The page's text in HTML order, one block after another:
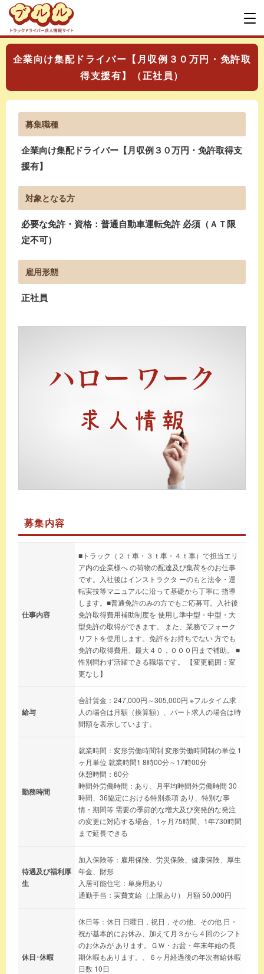
企業向け集配ドライバー【月収例３０万円・免許取
得支援有】（正社員）
募集職種
企業向け集配ドライバー【月収例３０万円・免許取得支
援有】
対象となる方
必要な免許・資格：普通自動車運転免許 必須（ＡＴ限
定不可）
雇用形態
正社員
募集内容
仕事内容
■トラック（２ｔ車・３ｔ車・４ｔ車）で担当エリ
ア内の企業様へ の荷物の配達及び集荷をのお仕事
です。入社後はインストラクタ ーのもと法令・運
転実技等マニュアルに沿って基礎から丁寧に 指導
します。■普通免許のみの方でもご応募可。入社後
免許取得費用補助制度を 使用し準中型・中型・大
型免許の取得ができます。 また、業務でフォーク
リフトを使用します。免許をお持ちでない 方でも
免許の取得費用、最大４０，０００円まで補助。 ■
性別問わず活躍できる職場です。 【変更範囲：変
更なし】
給与
合計賃金：247,000円～305,000円 ※フルタイム求
人の場合は月額（換算額）、パート求人の場合は時
間額を表示しています。
勤務時間
就業時間：変形労働時間制 変形労働時間制の単位 1
ヶ月単位 就業時間1 8時00分～17時00分
休憩時間：60分
時間外労働時間：あり、月平均時間外労働時間 30
時間、36協定における特別条項 あり、特別な事
情・期間等 需要の季節的な増大及び突発的な発注
の変更に対応する場合、1ヶ月75時間、1年730時間
まで延長できる
待遇及び福利厚
生
加入保険等：雇用保険、労災保険、健康保険、厚生
年金、財形
入居可能住宅：単身用あり
通勤手当：実費支給（上限あり） 月額 50,000円
休日･休暇
休日等：休日 日曜日，祝日，その他、その他 日・
祝が基本的にお休み、加えて月３から４回のシフト
のお休みが あります。ＧＷ・お盆・年末年始の長
期休暇もあります。、６ヶ月経過後の年次有給休暇
日数 10日